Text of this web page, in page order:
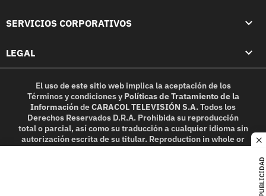
PUBLICIDAD
SERVICIOS CORPORATIVOS
LEGAL
El uso de este sitio web implica la aceptación de los
Términos y condicionesy Políticas de Tratamiento de la
InformacióndeCARACOL TELEVISIÓN S.A.Todos los
Derechos Reservados D.R.A. Prohibida su reproducción
total o parcial, así como su traducción a cualquier idioma sin
autorización escrita de su titular. Reproduction in whole or
in part, or translation without written permission is